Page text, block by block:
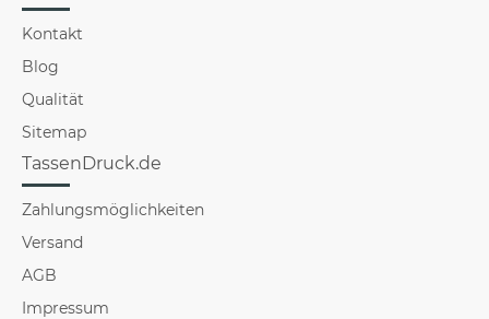
Kontakt
Blog
Qualität
Sitemap
TassenDruck.de
Zahlungsmöglichkeiten
Versand
AGB
Impressum